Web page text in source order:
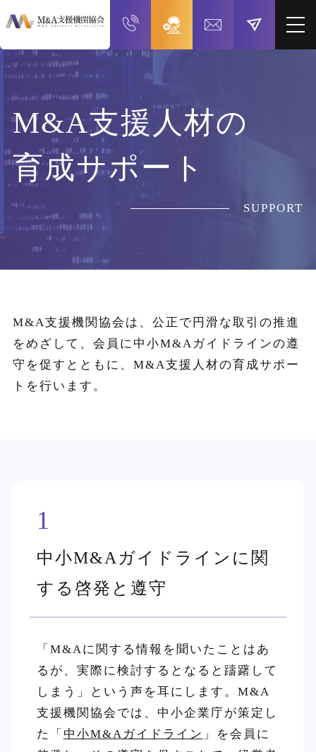
M&A支援人材の
育成サポート
SUPPORT
M&A支援機関協会は、公正で円滑な取引の推進
をめざして、 会員に中小M&Aガイドラインの遵
守を促すとともに、 M&A支援人材の育成サポー
トを行います。
1
中小M&Aガイドラインに関
する啓発と遵守
「M&Aに関する情報を聞いたことはあ
るが、実際に検討するとなると躊躇して
しまう」という声を耳にします。M&A
支援機関協会では、中小企業庁が策定し
た「 中小M&Aガイドライン 」を会員に